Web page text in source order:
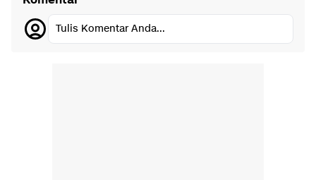
Tulis Komentar Anda...